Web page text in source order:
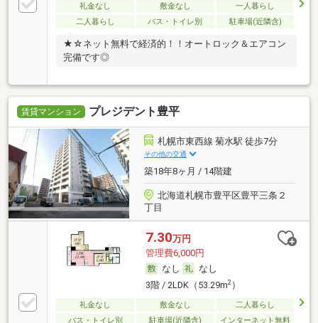
礼金なし 敷金なし
一人暮らし
二人暮らし
バス・トイレ別 駐車場(近隣含)
★☆ネット無料で経済的！！オートロック＆エアコン
完備です◎
賃貸マンション プレジデント豊平
札幌市東西線 菊水駅 徒歩7分
その他の交通
築18年8ヶ月 / 14階建
北海道札幌市豊平区豊平三条２
丁目
7.30万円
管理費6,000円
なし
なし
3階 / 2LDK（53.29m2）
礼金なし 敷金なし
二人暮らし
バス・トイレ別
駐車場(近隣含) インターネット無料